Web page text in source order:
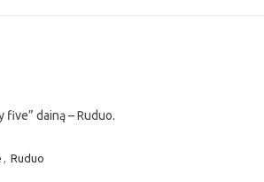
five” dainą – Ruduo.
, Ruduo